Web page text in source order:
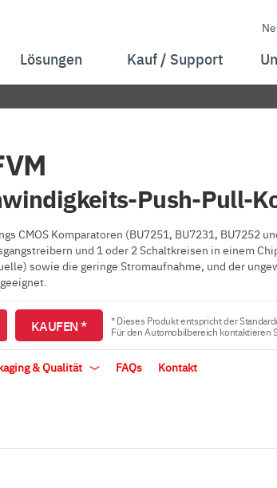
Lösungen Kauf / Support
Push-Pull-
CMOS Komparatoren (BU7251, BU7231,
und 1 oder 2 Schaltkreisen in einem
sowie die geringe Stromaufnahme, und der
KAUFEN *
* Dieses Produkt entspricht der
Für den Automobilbereich kontaktieren
& Qualität FAQs Kontakt